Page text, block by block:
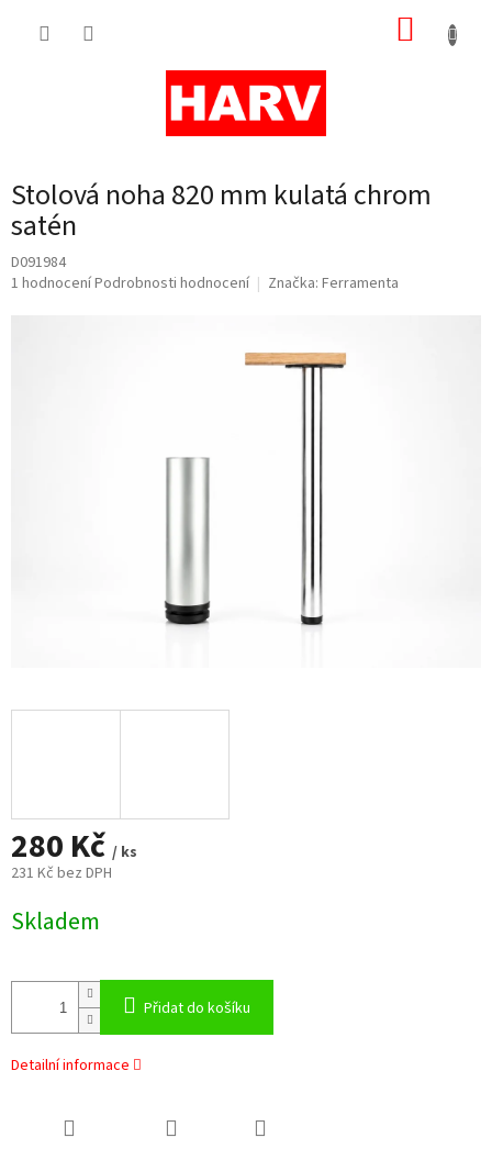
Stolová noha 820 mm kulatá chrom
satén
D091984
Průměrné
1 hodnoceníPodrobnosti hodnocení Značka: Ferramenta
280 Kč / ks
231 Kč bez DPH
cena:
Skladem
Přidat do košíku
Detailní informace